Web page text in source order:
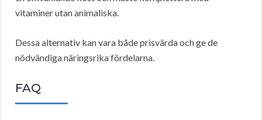
vitaminer utan animaliska.
Dessa alternativ kan vara både prisvärda och ge de
nödvändiga näringsrika fördelarna.
FAQ